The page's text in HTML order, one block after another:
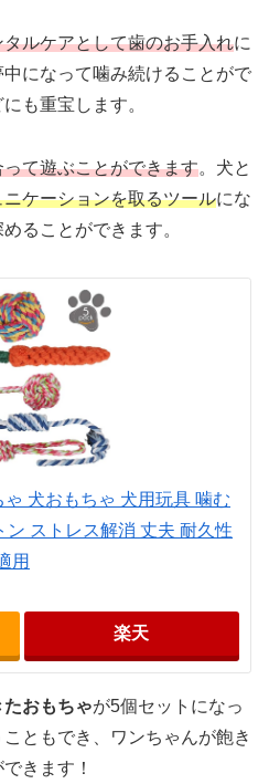
タルケアとして歯のお手入れに
になって噛み続けることがで
も重宝します。
て遊ぶことができます。犬と
ニケーションを取るツールにな
めることができます。
犬おもちゃ 犬用玩具 噛む
ストレス解消 丈夫 耐久性
用
楽天
おもちゃが5個セットになっ
こともでき、ワンちゃんが飽き
きます！